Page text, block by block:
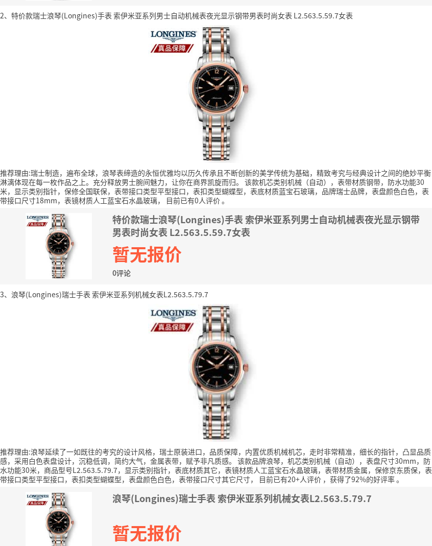
2、特价款瑞士浪琴(Longines)手表 索伊米亚系列男士自动机械表夜光显示钢带男表时尚女表 L2.563.5.59.7女表
推荐理由:瑞士制造，遍布全球，浪琴表缔造的永恒优雅均以历久传承且不断创新的美学传统为基础，精致考究与经典设计之间的绝妙平衡
淋漓体现在每一枚作品之上。充分释放男士腕间魅力，让你在商界凯旋而归。 该款机芯类别机械（自动），表带材质钢带，防水功能30
米，显示类别指针，保修全国联保，表带接口类型平型接口，表扣类型蝴蝶型，表底材质蓝宝石玻璃，品牌瑞士品牌，表盘颜色白色，表
带接口尺寸18mm，表镜材质人工蓝宝石水晶玻璃，
目前已有0人评价。
特价款瑞士浪琴(Longines)手表 索伊米亚系列男士自动机械表夜光显示钢带
男表时尚女表 L2.563.5.59.7女表
暂无报价
0评论
3、浪琴(Longines)瑞士手表 索伊米亚系列机械女表L2.563.5.79.7
推荐理由:浪琴延续了一如既往的考究的设计风格，瑞士原装进口，品质保障，内置优质机械机芯，走时非常精准，细长的指针，凸显品质
感，采用白色表盘设计，沉稳低调，简约大气，金属表带，赋予非凡质感。 该款品牌浪琴，机芯类别机械（自动），表盘尺寸30mm，防
水功能30米，商品型号L2.563.5.79.7，显示类别指针，表底材质其它，表镜材质人工蓝宝石水晶玻璃，表带材质金属，保修京东质保，表
带接口类型平型接口，表扣类型蝴蝶型，表盘颜色白色，表带接口尺寸其它尺寸，
目前已有20+人评价 ，获得了92%的好评率。
浪琴(Longines)瑞士手表 索伊米亚系列机械女表L2.563.5.79.7
暂无报价